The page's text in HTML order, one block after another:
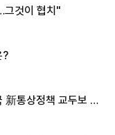
그것이 협치"
?
통상정책 교두보 활